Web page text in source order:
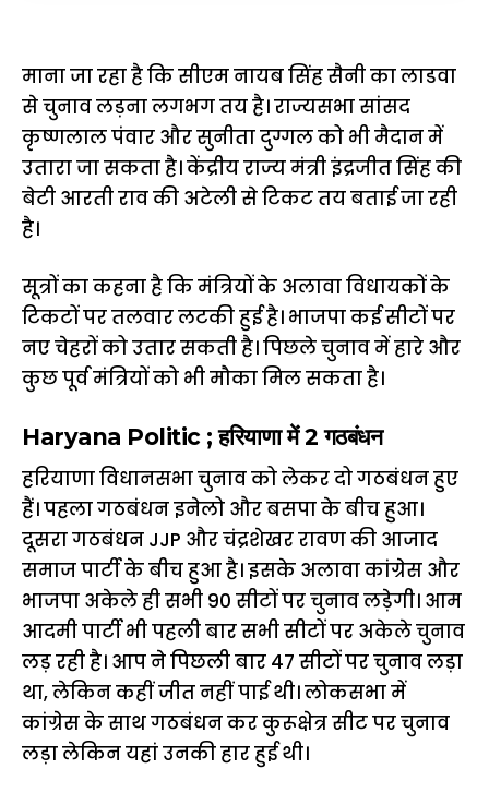
माना जा रहा है कि सीएम नायब सिंह सैनी का लाडवा
से चुनाव लड़ना लगभग तय है। राज्यसभा सांसद
कृष्णलाल पंवार और सुनीता दुग्गल को भी मैदान में
उतारा जा सकता है। केंद्रीय राज्य मंत्री इंद्रजीत सिंह की
बेटी आरती राव की अटेली से टिकट तय बताई जा रही
है।
सूत्रों का कहना है कि मंत्रियों के अलावा विधायकों के
टिकटों पर तलवार लटकी हुई है। भाजपा कई सीटों पर
नए चेहरों को उतार सकती है। पिछले चुनाव में हारे और
कुछ पूर्व मंत्रियों को भी मौका मिल सकता है।
Haryana Politic ; हरियाणा में 2 गठबंधन
हरियाणा विधानसभा चुनाव को लेकर दो गठबंधन हुए
हैं। पहला गठबंधन इनेलो और बसपा के बीच हुआ।
दूसरा गठबंधन JJP और चंद्रशेखर रावण की आजाद
समाज पार्टी के बीच हुआ है। इसके अलावा कांग्रेस और
भाजपा अकेले ही सभी 90 सीटों पर चुनाव लड़ेगी। आम
आदमी पार्टी भी पहली बार सभी सीटों पर अकेले चुनाव
लड़ रही है। आप ने पिछली बार 47 सीटों पर चुनाव लड़ा
था, लेकिन कहीं जीत नहीं पाई थी। लोकसभा में
कांग्रेस के साथ गठबंधन कर कुरूक्षेत्र सीट पर चुनाव
लड़ा लेकिन यहां उनकी हार हुई थी।